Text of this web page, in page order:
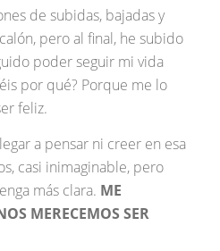
de subidas, bajadas y
pero al final, he subido
poder seguir mi vida
por qué? Porque me lo
feliz.
a pensar ni creer en esa
casi inimaginable, pero
más clara. ME
MERECEMOS SER